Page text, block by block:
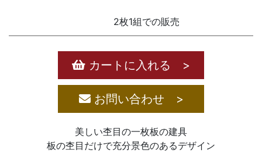
2枚1組での販売
カートに入れる >
お問い合わせ >
美しい杢目の一枚板の建具
板の杢目だけで充分景色のあるデザイン